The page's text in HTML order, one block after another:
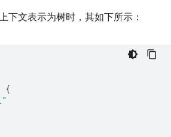
下文表示为树时，其如下所示：
{